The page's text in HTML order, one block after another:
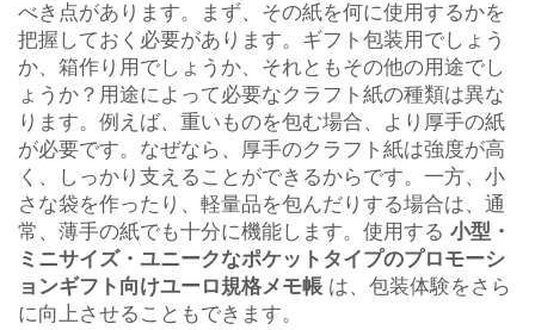
べき点があります。まず、その紙を何に使用するかを
把握しておく必要があります。ギフト包装用でしょう
か、箱作り用でしょうか、それともその他の用途でし
ょうか？用途によって必要なクラフト紙の種類は異な
ります。例えば、重いものを包む場合、より厚手の紙
が必要です。なぜなら、厚手のクラフト紙は強度が高
く、しっかり支えることができるからです。一方、小
さな袋を作ったり、軽量品を包んだりする場合は、通
常、薄手の紙でも十分に機能します。使用する 小型・
ミニサイズ・ユニークなポケットタイプのプロモーシ
ョンギフト向けユーロ規格メモ帳 は、包装体験をさら
に向上させることもできます。